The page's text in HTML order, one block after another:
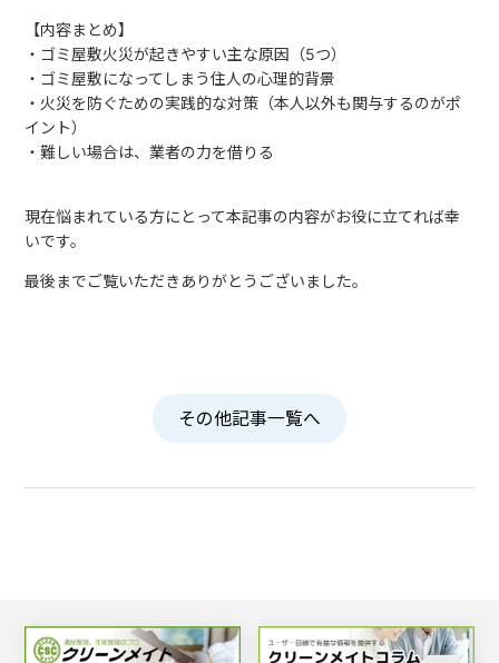
【内容まとめ】
・ゴミ屋敷火災が起きやすい主な原因（5つ）
・ゴミ屋敷になってしまう住人の心理的背景
・火災を防ぐための実践的な対策（本人以外も関与するのがポ
イント）
・難しい場合は、業者の力を借りる
現在悩まれている方にとって本記事の内容がお役に立てれば幸
いです。
最後までご覧いただきありがとうございました。
その他記事一覧へ